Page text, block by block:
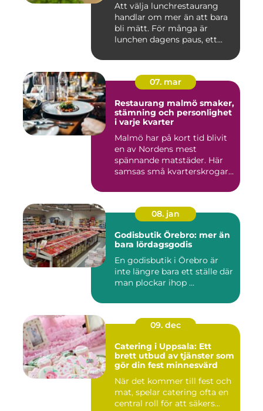
Att välja lunchrestaurang
handlar om mer än att bara
bli mätt. För många är
lunchen dagens paus, ett...
07. mar
Restaurang malmö smaker,
stämning och personlighet
i varje kvarter
Malmö har på kort tid blivit
en av Nordens mest
spännande matstäder. Här
samsas små kvarterskrogar
08. jan
Godisbutik Örebro: mer än
bara lördagsgodis
En godisbutik i Örebro är
inte längre bara ett ställe där
man plockar ihop ...
09. dec
Catering i Uppsala: Ett
brett utbud av tjänster som
gör din fest minnesvärd
När det kommer till fest och
mat, spelar catering ofta en
central roll för att säkers...